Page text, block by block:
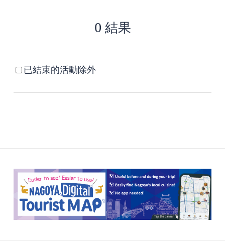
0 結果
已結束的活動除外